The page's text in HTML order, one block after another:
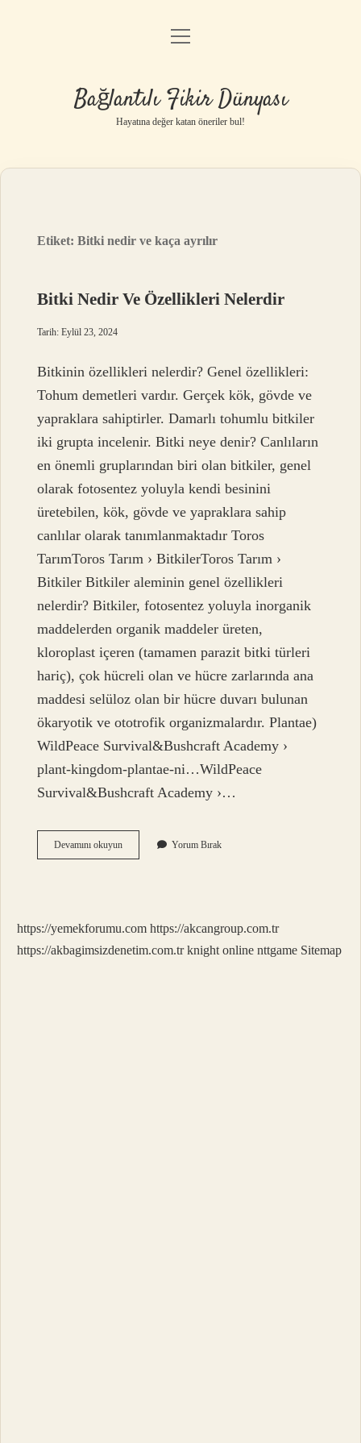
Anasayfa
Yasal Uyarı
menüyü
Bağlantılı Fikir Dünyası
Hayatına değer katan öneriler bul!
Etiket:Bitki nedir ve kaça ayrılır
Bitki Nedir Ve Özellikleri Nelerdir
Tarih: Eylül 23, 2024
Bitkinin özellikleri nelerdir? Genel özellikleri:
Tohum demetleri vardır. Gerçek kök, gövde ve
yapraklara sahiptirler. Damarlı tohumlu bitkiler
iki grupta incelenir. Bitki neye denir? Canlıların
en önemli gruplarından biri olan bitkiler, genel
olarak fotosentez yoluyla kendi besinini
üretebilen, kök, gövde ve yapraklara sahip
canlılar olarak tanımlanmaktadır Toros
TarımToros Tarım › BitkilerToros Tarım ›
Bitkiler Bitkiler aleminin genel özellikleri
nelerdir? Bitkiler, fotosentez yoluyla inorganik
maddelerden organik maddeler üreten,
kloroplast içeren (tamamen parazit bitki türleri
hariç), çok hücreli olan ve hücre zarlarında ana
maddesi selüloz olan bir hücre duvarı bulunan
ökaryotik ve ototrofik organizmalardır. Plantae)
WildPeace Survival&Bushcraft Academy ›
plant-kingdom-plantae-ni…WildPeace
Survival&Bushcraft Academy ›…
Devamını okuyunBitki
Nedir
Yorum Bırak
https://yemekforumu.com https://akcangroup.com.tr
https://akbagimsizdenetim.com.tr knight online nttgame Sitemap